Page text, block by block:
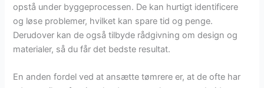
opstå under byggeprocessen. De kan hurtigt identificere
og løse problemer, hvilket kan spare tid og penge.
Derudover kan de også tilbyde rådgivning om design og
materialer, så du får det bedste resultat.
En anden fordel ved at ansætte tømrere er, at de ofte har